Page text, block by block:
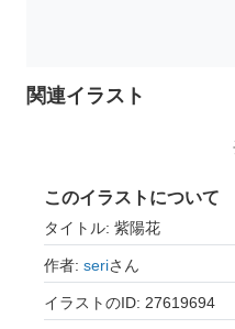
関連イラスト
このイラストについて
タイトル: 紫陽花
作者: seriさん
イラストのID: 27619694